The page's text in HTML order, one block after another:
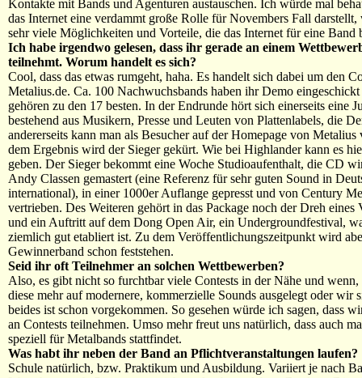
Kontakte mit Bands und Agenturen austauschen. Ich würde mal
das Internet eine verdammt große Rolle für Novembers Fall darstellt,
sehr viele Möglichkeiten und Vorteile, die das Internet für eine Band
Ich habe irgendwo gelesen, dass ihr gerade an einem
teilnehmt. Worum handelt es sich?
Cool, dass das etwas rumgeht, haha. Es handelt sich dabei um den
Metalius.de. Ca. 100 Nachwuchsbands haben ihr Demo
gehören zu den 17 besten. In der Endrunde hört sich einerseits eine
bestehend aus Musikern, Presse und Leuten von Plattenlabels, die
andererseits kann man als Besucher auf der Homepage von Metalius
dem Ergebnis wird der Sieger gekürt. Wie bei Highlander kann es
geben. Der Sieger bekommt eine Woche Studioaufenthalt, die CD
Andy Classen gemastert (eine Referenz für sehr guten Sound in
international), in einer 1000er Auflange gepresst und von Century
vertrieben. Des Weiteren gehört in das Package noch der Dreh eines
und ein Auftritt auf dem Dong Open Air, ein Undergroundfestival,
ziemlich gut etabliert ist. Zu dem Veröffentlichungszeitpunkt wird
Gewinnerband schon feststehen.
Seid ihr oft Teilnehmer an solchen Wettbewerben?
Also, es gibt nicht so furchtbar viele Contests in der Nähe und wenn,
diese mehr auf modernere, kommerzielle Sounds ausgelegt oder wir
beides ist schon vorgekommen. So gesehen würde ich sagen, dass
an Contests teilnehmen. Umso mehr freut uns natürlich, dass auch
speziell für Metalbands stattfindet.
Was habt ihr neben der Band an Pflichtveranstaltungen laufen?
Schule natürlich, bzw. Praktikum und Ausbildung. Variiert je nach